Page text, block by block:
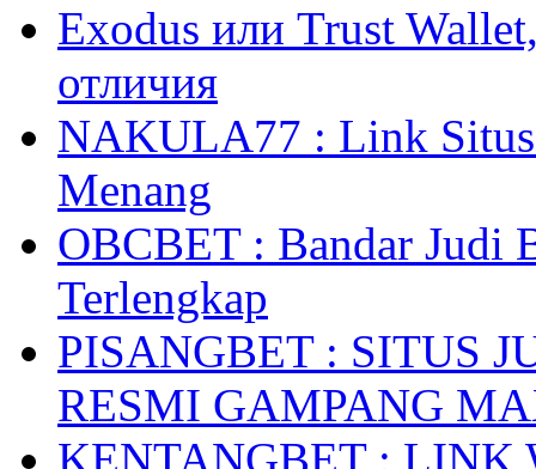
Exodus или Trust
отличия
NAKULA77 : Link Situs
Menang
OBCBET : Bandar Judi
Terlengkap
PISANGBET : SITUS
RESMI GAMPANG
KENTANGBET : LINK